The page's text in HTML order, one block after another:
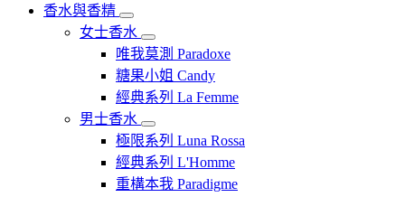
香水與香精
女士香水
唯我莫測 Paradoxe
糖果小姐 Candy
經典系列 La Femme
男士香水
極限系列 Luna Rossa
經典系列 L'Homme
重構本我 Paradigme